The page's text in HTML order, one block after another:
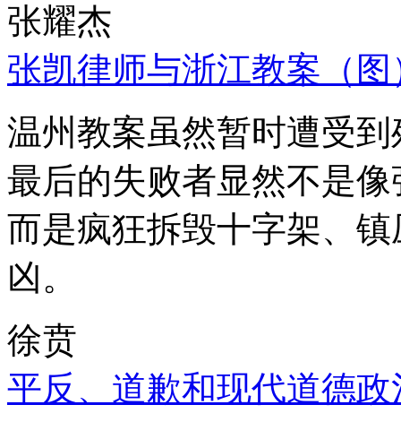
张耀杰
张凯律师与浙江教案（图
温州教案虽然暂时遭受
最后的失败者显然不是
而是疯狂拆毁十字架、
凶。
徐贲
平反、道歉和现代道德政